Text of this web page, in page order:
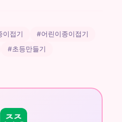
이접기
#어린이종이접기
#초등만들기